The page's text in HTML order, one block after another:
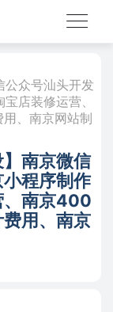
公众号汕头开发
店装修运营、
、南京网站制
南京微信
程序制作
、南京400
用、南京